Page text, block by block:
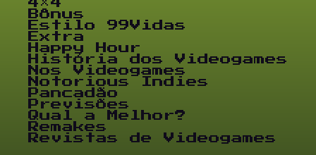
4×4
Bônus
Estilo 99Vidas
Extra
Happy Hour
História dos Videogames
Nos Videogames
Notorious Indies
Pancadão
Previsões
Qual a Melhor?
Remakes
Revistas de Videogames